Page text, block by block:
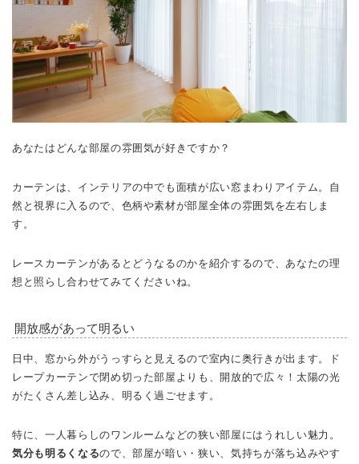
あなたはどんな部屋の雰囲気が好きですか？
カーテンは、インテリアの中でも面積が広い窓まわりアイテム。自
然と視界に入るので、色柄や素材が部屋全体の雰囲気を左右しま
す。
レースカーテンがあるとどうなるのかを紹介するので、あなたの理
想と照らし合わせてみてくださいね。
開放感があって明るい
日中、窓から外がうっすらと見えるので室内に奥行きが出ます。ド
レープカーテンで閉め切った部屋よりも、開放的で広々！太陽の光
がたくさん差し込み、明るく過ごせます。
特に、一人暮らしのワンルームなどの狭い部屋にはうれしい魅力。
気分も明るくなるので、部屋が暗い・狭い、気持ちが落ち込みやす